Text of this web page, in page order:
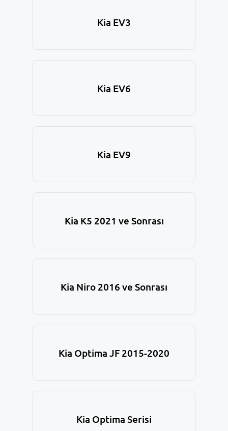
Kia EV3
Kia EV6
Kia EV9
Kia K5 2021 ve Sonrası
Kia Niro 2016 ve Sonrası
Kia Optima JF 2015-2020
Kia Optima Serisi